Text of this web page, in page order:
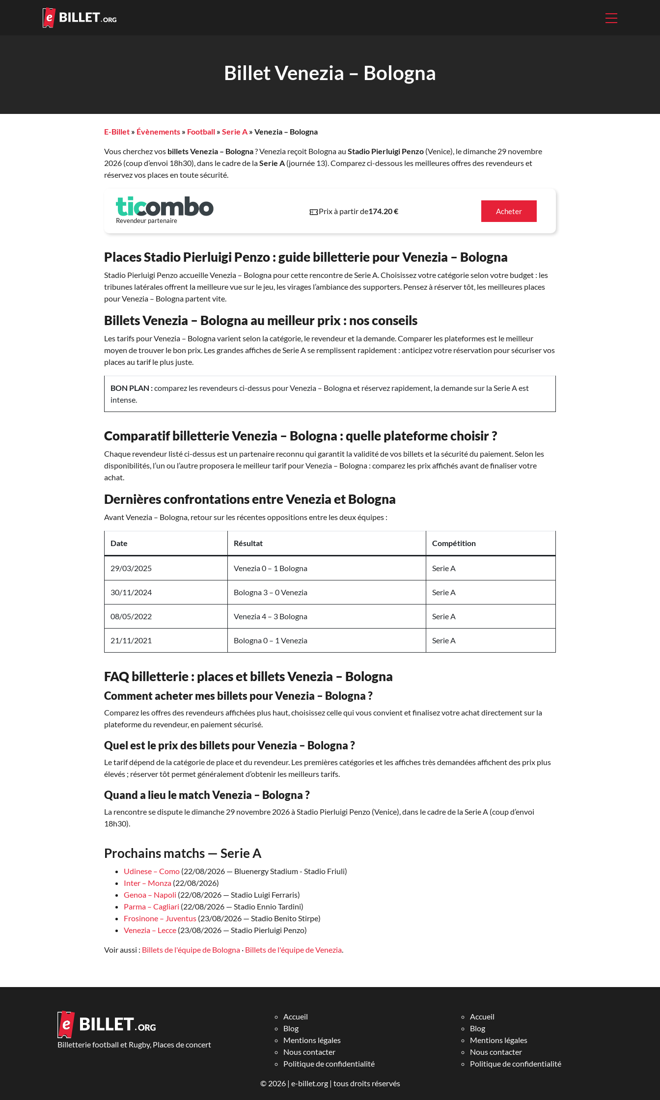
Billet Venezia – Bologna
E-Billet » Évènements » Football » Serie A » Venezia – Bologna
Vous cherchez vos billets Venezia – Bologna? Venezia reçoit Bologna au Stadio Pierluigi Penzo (Venice), le dimanche 29 novembre
2026 (coup d’envoi 18h30), dans le cadre de laSerie A (journée 13). Comparez ci-dessous les meilleures offres des revendeurs et
réservez vos places en toute sécurité.
Revendeur partenaire
Prix à partir de174.20 € Acheter
Places Stadio Pierluigi Penzo : guide billetterie pour Venezia – Bologna
Stadio Pierluigi Penzo accueille Venezia – Bologna pour cette rencontre de Serie A. Choisissez votre catégorie selon votre budget : les
tribunes latérales offrent la meilleure vue sur le jeu, les virages l’ambiance des supporters. Pensez à réserver tôt, les meilleures places
pour Venezia – Bologna partent vite.
Billets Venezia – Bologna au meilleur prix : nos conseils
Les tarifs pour Venezia – Bologna varient selon la catégorie, le revendeur et la demande. Comparer les plateformes est le meilleur
moyen de trouver le bon prix. Les grandes affiches de Serie A se remplissent rapidement : anticipez votre réservation pour sécuriser vos
places au tarif le plus juste.
BON PLAN :comparez les revendeurs ci-dessus pour Venezia – Bologna et réservez rapidement, la demande sur la Serie A est
intense.
Comparatif billetterie Venezia – Bologna : quelle plateforme choisir ?
Chaque revendeur listé ci-dessus est un partenaire reconnu qui garantit la validité de vos billets et la sécurité du paiement. Selon les
disponibilités, l’un ou l’autre proposera le meilleur tarif pour Venezia – Bologna : comparez les prix affichés avant de finaliser votre
achat.
Dernières confrontations entre Venezia et Bologna
Avant Venezia – Bologna, retour sur les récentes oppositions entre les deux équipes :
Date Résultat Compétition
29/03/2025 Venezia 0 – 1 Bologna Serie A
30/11/2024 Bologna 3 – 0 Venezia Serie A
08/05/2022 Venezia 4 – 3 Bologna Serie A
21/11/2021 Bologna 0 – 1 Venezia Serie A
FAQ billetterie : places et billets Venezia – Bologna
Comment acheter mes billets pour Venezia – Bologna ?
Comparez les offres des revendeurs affichées plus haut, choisissez celle qui vous convient et finalisez votre achat directement sur la
plateforme du revendeur, en paiement sécurisé.
Quel est le prix des billets pour Venezia – Bologna ?
Le tarif dépend de la catégorie de place et du revendeur. Les premières catégories et les affiches très demandées affichent des prix plus
élevés ; réserver tôt permet généralement d’obtenir les meilleurs tarifs.
Quand a lieu le match Venezia – Bologna ?
La rencontre se dispute le dimanche 29 novembre 2026 à Stadio Pierluigi Penzo (Venice), dans le cadre de la Serie A (coup d’envoi
18h30).
Prochains matchs — Serie A
Udinese – Como (22/08/2026 — Bluenergy Stadium - Stadio Friuli)
Inter – Monza (22/08/2026)
Genoa – Napoli (22/08/2026 — Stadio Luigi Ferraris)
Parma – Cagliari (22/08/2026 — Stadio Ennio Tardini)
Frosinone – Juventus (23/08/2026 — Stadio Benito Stirpe)
Venezia – Lecce (23/08/2026 — Stadio Pierluigi Penzo)
Voir aussi : Billets de l'équipe de Bologna · Billets de l'équipe de Venezia.
Billetterie football et Rugby, Places de concert
Accueil
Blog
Mentions légales
Nous contacter
Politique de confidentialité
Accueil
Blog
Mentions légales
Nous contacter
Politique de confidentialité
© 2026 | e-billet.org| tous droits réservés